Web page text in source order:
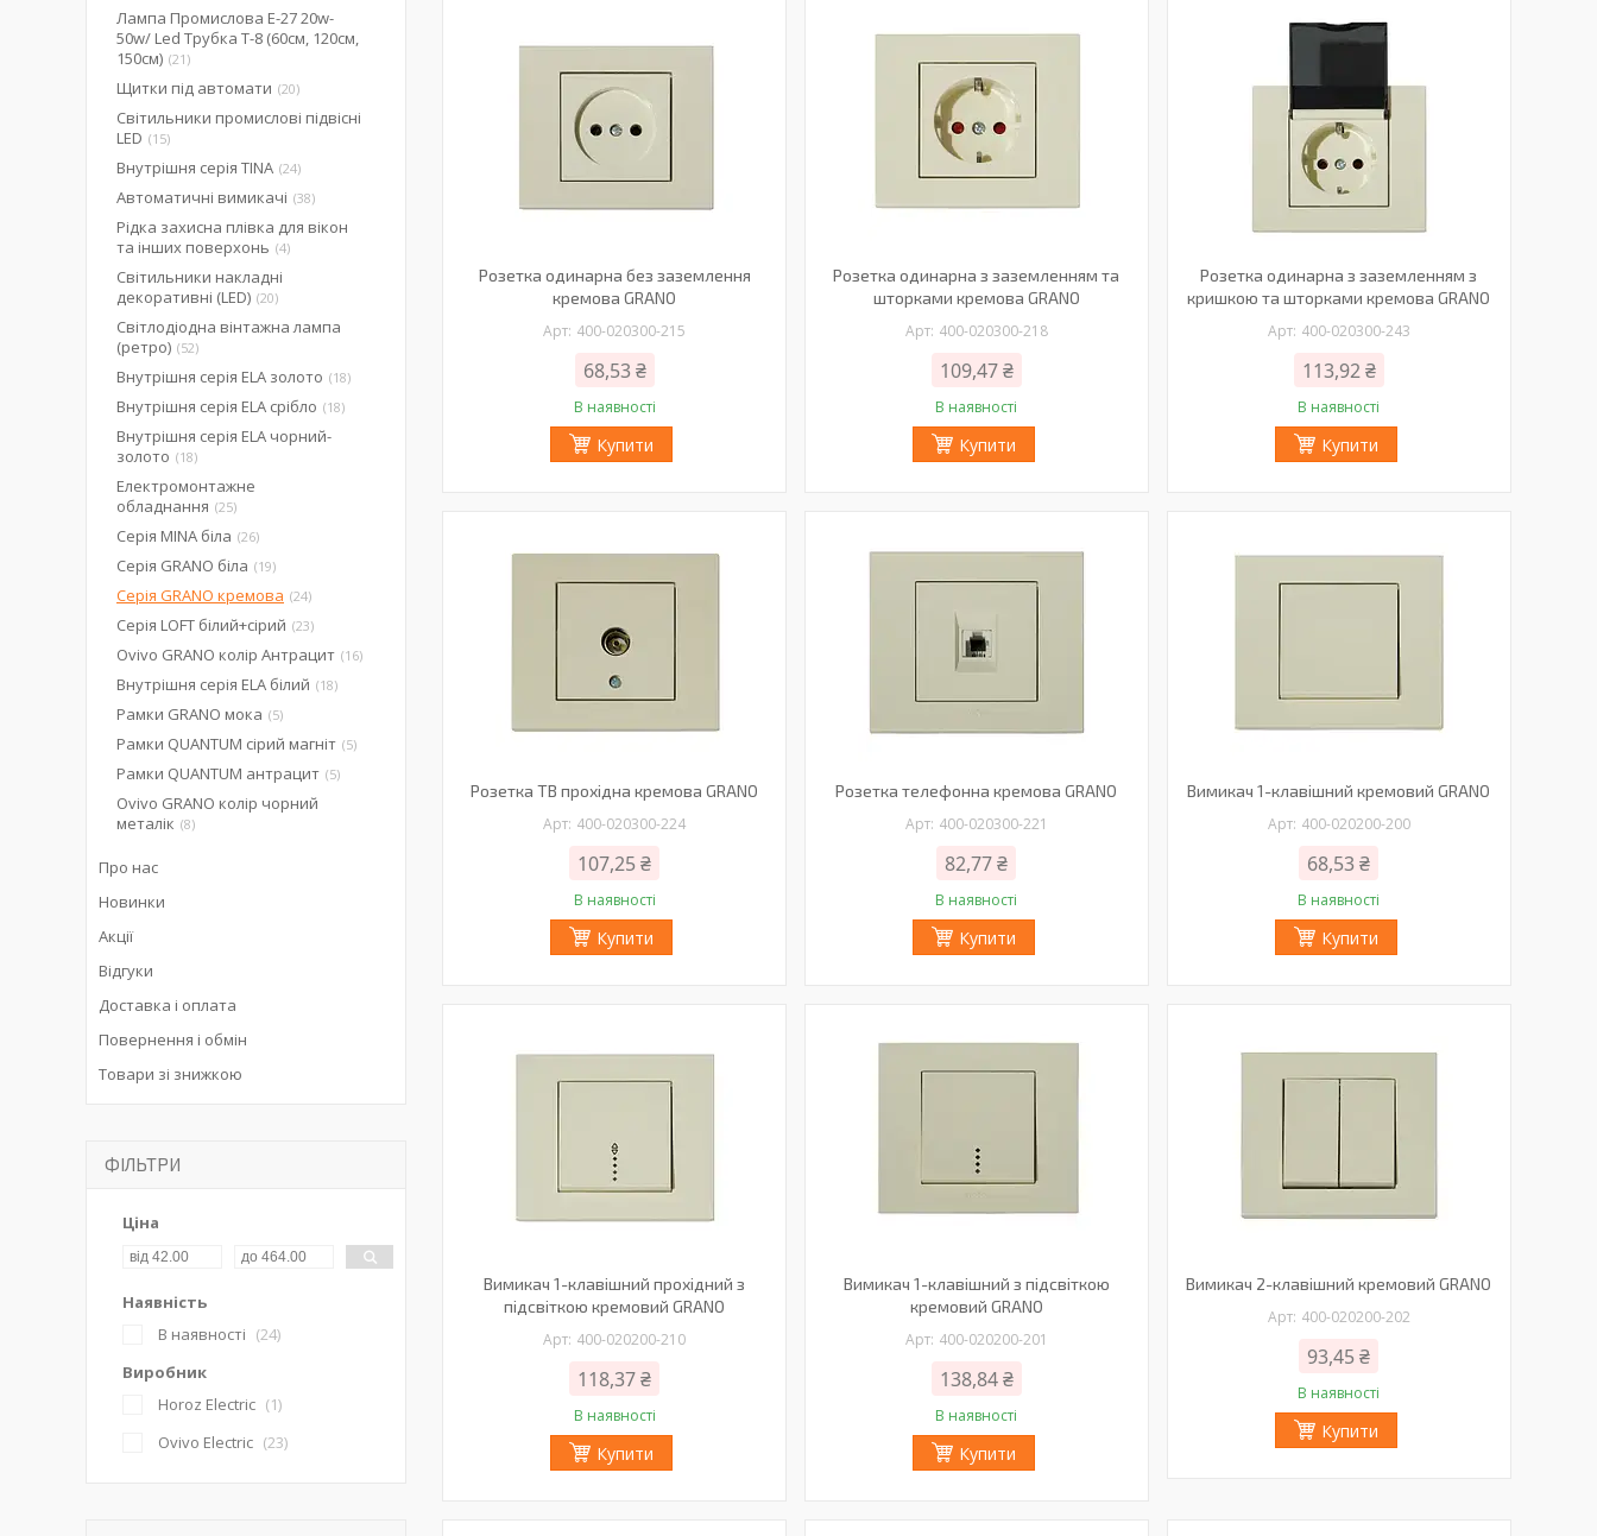
Розетка одинарна без заземлення
кремова GRANO
400-020300-215
68,53 ₴
В наявності
Купити
Розетка одинарна з заземленням та
шторками кремова GRANO
400-020300-218
109,47 ₴
В наявності
Купити
Розетка одинарна з заземленням з
кришкою та шторками кремова GRANO
400-020300-243
113,92 ₴
В наявності
Купити
Розетка ТВ прохідна кремова GRANO
400-020300-224
107,25 ₴
В наявності
Купити
Розетка телефонна кремова GRANO
400-020300-221
82,77 ₴
В наявності
Купити
Вимикач 1-клавішний кремовий GRANO
400-020200-200
68,53 ₴
В наявності
Купити
Вимикач 1-клавішний прохідний з
підсвіткою кремовий GRANO
400-020200-210
118,37 ₴
В наявності
Купити
Вимикач 1-клавішний з підсвіткою
кремовий GRANO
400-020200-201
138,84 ₴
В наявності
Купити
Вимикач 2-клавішний кремовий GRANO
400-020200-202
93,45 ₴
В наявності
Купити
Лампа Промислова Е-27 20w-
50w/ Led Трубка Т-8 (60см, 120см,
150см) 21
Щитки під автомати 20
Світильники промислові підвісні
LED
15
Внутрішня серія TINA 24
Автоматичні вимикачі 38
Рідка захисна плівка для вікон
та інших поверхонь 4
Світильники накладні
декоративні (LED) 20
Світлодіодна вінтажна лампа
(ретро) 52
Внутрішня серія ELA золото 18
Внутрішня серія ELA срібло 18
Внутрішня серія ELA чорний-
золото
18
Електромонтажне
обладнання 25
Серія MINA біла 26
Серія GRANO біла 19
Серія GRANO кремова 24
Серія LOFT білий+сірий 23
Ovivo GRANO колір Антрацит 16
Внутрішня серія ELA білий 18
Рамки GRANO мока 5
Рамки QUANTUM сірий магніт 5
Рамки QUANTUM антрацит 5
Ovivo GRANO колір чорний
металік 8
Про нас
Новинки
Акції
Відгуки
Доставка і оплата
Повернення і обмін
Товари зі знижкою
ФІЛЬТРИ
Ціна
Наявність
В наявності
24
Виробник
Horoz Electric
1
Ovivo Electric
23